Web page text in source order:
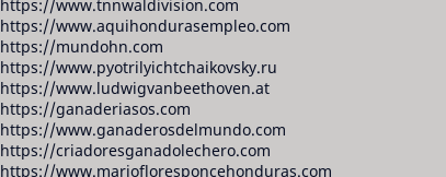
https://www.tnnwaldivision.com
https://www.aquihondurasempleo.com
https://mundohn.com
https://www.pyotrilyichtchaikovsky.ru
https://www.ludwigvanbeethoven.at
https://ganaderiasos.com
https://www.ganaderosdelmundo.com
https://criadoresganadolechero.com
https://www.mariofloresponcehonduras.com